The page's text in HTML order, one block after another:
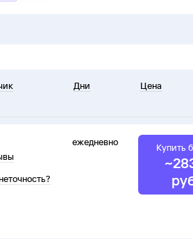
Дни Цена
ежедневно Купить
~